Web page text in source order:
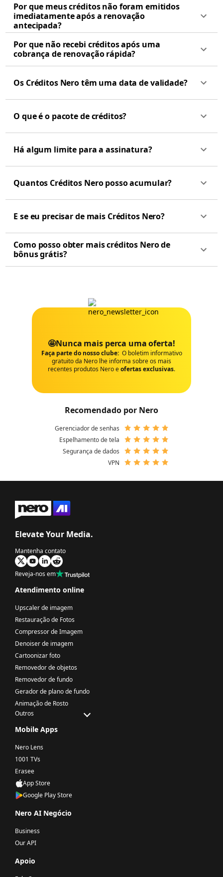
Por que meus créditos não foram emitidos
imediatamente após a renovação
antecipada?
Por que não recebi créditos após uma
cobrança de renovação rápida?
Os Créditos Nero têm uma data de validade?
O que é o pacote de créditos?
Há algum limite para a assinatura?
Quantos Créditos Nero posso acumular?
E se eu precisar de mais Créditos Nero?
Como posso obter mais créditos Nero de
bônus grátis?
🤩Nunca mais perca uma oferta!
Faça parte do nosso clube: O boletim informativo
gratuito da Nero lhe informa sobre os mais
recentes produtos Nero eofertas exclusivas.
Recomendado por Nero
Gerenciador de senhas
Espelhamento de tela
Segurança de dados
VPN
Elevate Your Media.
Mantenha contato
Reveja-nos em
Atendimento online
Upscaler de imagem
Restauração de Fotos
Compressor de Imagem
Denoiser de imagem
Cartoonizar foto
Removedor de objetos
Removedor de fundo
Gerador de plano de fundo
Animação de Rosto
Outros
Mobile Apps
Nero Lens
1001 TVs
Erasee
App Store
Google Play Store
Nero AI Negócio
Business
Our API
Apoio